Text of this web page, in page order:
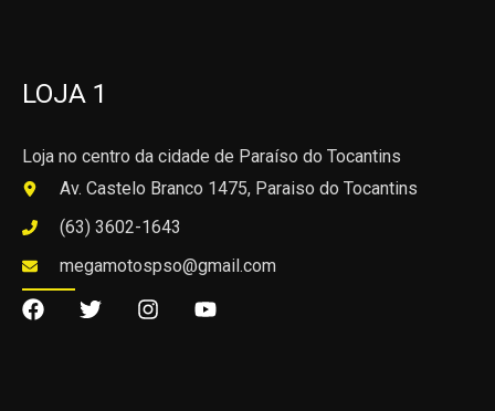
LOJA 1
Loja no centro da cidade de Paraíso do Tocantins
Av. Castelo Branco 1475, Paraiso do Tocantins
(63) 3602-1643
megamotospso@gmail.com